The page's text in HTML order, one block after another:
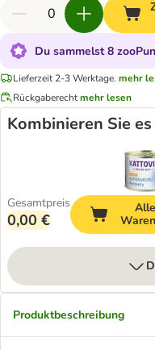
Du sammelst 8
Lieferzeit 2-3 Werktage. mehr
Rückgaberechtmehr lesen
Kombinieren Sie
Gesamtpreis
0,00 €
Produktbeschreibung